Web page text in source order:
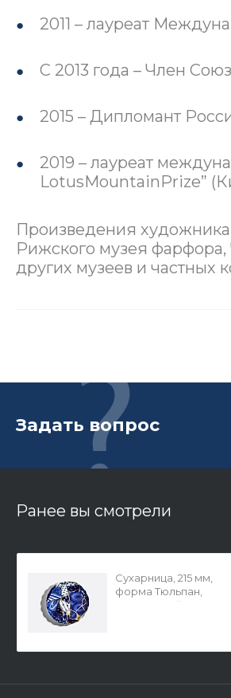
2011 – лауреат
С 2013 года – Член
2015 – Дипломант
2019 – лауреат
LotusMountainPrize”
Произведения
Рижского музея фарфора,
других музеев и частных
Задать вопрос
Ранее вы смотрели
Сухарница, 215 мм,
форма Тюльпан,
рисунок Байкал, арт.